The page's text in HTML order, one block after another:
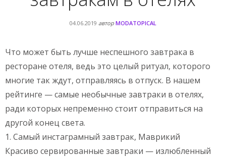
04.06.2019 автор MODATOPICAL
Что может быть лучше неспешного завтрака в
ресторане отеля, ведь это целый ритуал, которого
многие так ждут, отправляясь в отпуск. В нашем
рейтинге — самые необычные завтраки в отелях,
ради которых непременно стоит отправиться на
другой конец света.
1. Самый инстаграмный завтрак, Маврикий
Красиво сервированные завтраки — излюбленный